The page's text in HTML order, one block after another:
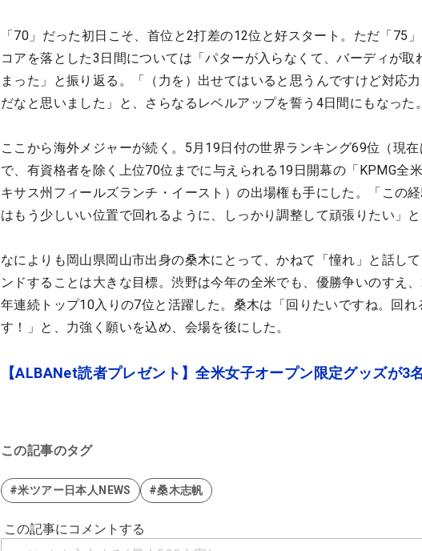
「70」だった初日こそ、首位と2打差の12位と好スタート。ただ「75
コアを落とした3日間については「パターが入らなくて、バーディが取
まった」と振り返る。「（力を）出せてはいると思うんですけど対応
だなと思いました」と、さらなるレベルアップを誓う4日間にもなった。
ここから海外メジャーが続く。5月19日付の世界ランキング69位（現
で、有資格者を除く上位70位までに与えられる19日開幕の「KPMG全
キサス州フィールズランチ・イースト）の出場権も手にした。「この
はもう少しいい位置で回れるように、しっかり調整して頑張りたい」と
なによりも岡山県岡山市出身の桑木にとって、かねて「憧れ」と話し
ンドすることは大きな目標。渋野は今年の全米でも、優勝争いのすえ
年連続トップ10入りの7位と活躍した。桑木は「回りたいですね。回れ
す！」と、力強く願いを込め、会場を後にした。
【ALBANet読者プレゼント】全米女子オープン限定グッズが3
この記事のタグ
#米ツアー日本人NEWS #桑木志帆